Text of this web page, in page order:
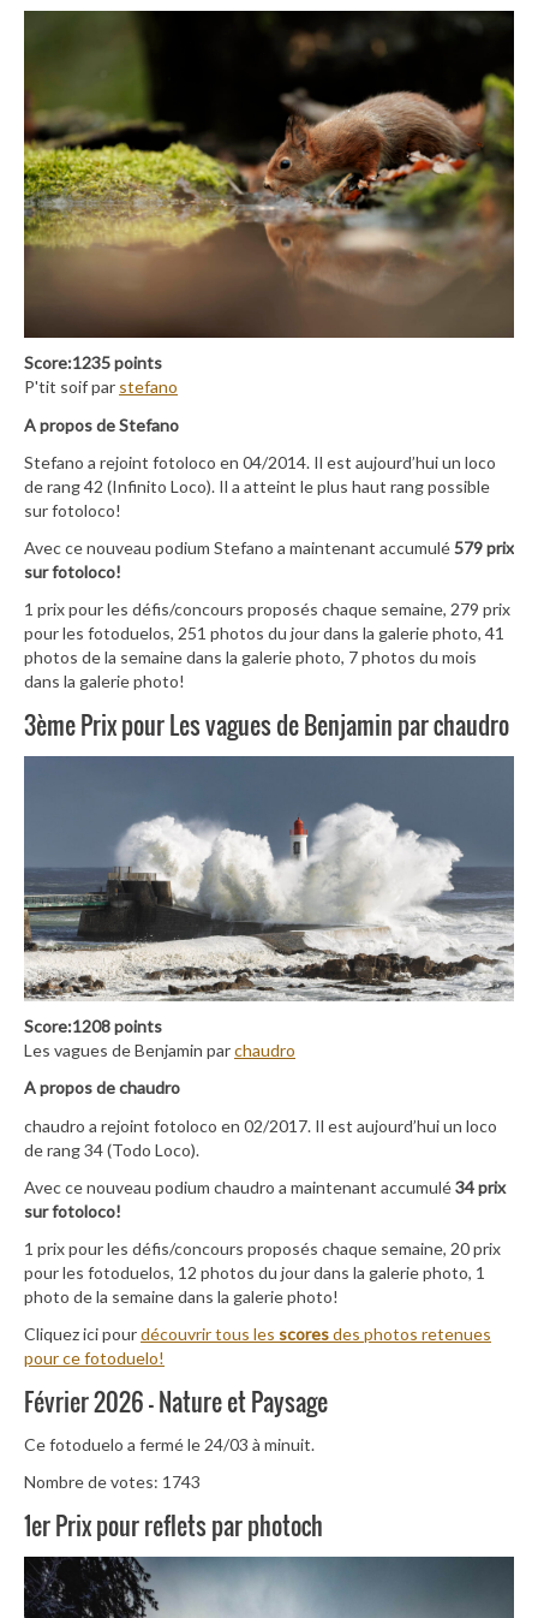
Score:1235 points
P'tit soif par stefano
A propos de Stefano
Stefano a rejoint fotoloco en 04/2014. Il est aujourd’hui un loco
de rang 42 (Infinito Loco). Il a atteint le plus haut rang possible
sur fotoloco!
Avec ce nouveau podium Stefano a maintenant accumulé579 prix
sur fotoloco!
1 prix pour les défis/concours proposés chaque semaine, 279 prix
pour les fotoduelos, 251 photos du jour dans la galerie photo, 41
photos de la semaine dans la galerie photo, 7 photos du mois
dans la galerie photo!
3ème Prix pour Les vagues de Benjamin par chaudro
Score:1208 points
Les vagues de Benjamin parchaudro
A propos de chaudro
chaudro a rejoint fotoloco en 02/2017. Il est aujourd’hui un loco
de rang 34 (Todo Loco).
Avec ce nouveau podium chaudro a maintenant accumulé34 prix
sur fotoloco!
1 prix pour les défis/concours proposés chaque semaine, 20 prix
pour les fotoduelos, 12 photos du jour dans la galerie photo, 1
photo de la semaine dans la galerie photo!
Cliquez ici pourdécouvrir tous les scoresdes photos retenues
pour ce fotoduelo!
Février 2026 – Nature et Paysage
Ce fotoduelo a fermé le 24/03 à minuit.
Nombre de votes: 1743
1er Prix pour reflets par photoch